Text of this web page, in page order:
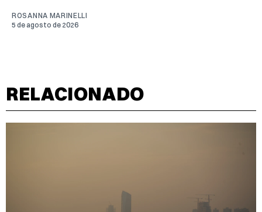
ROSANNA MARINELLI
5 de agosto de 2026
RELACIONADO